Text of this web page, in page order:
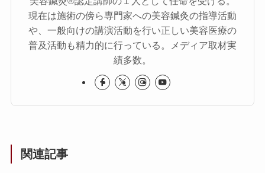
現在は施術の傍ら専門家への美容鍼灸の指導活動
や、一般向けの講演活動を行い正しい美容医療の
普及活動も精力的に行っている。メディア取材実
績多数。
関連記事